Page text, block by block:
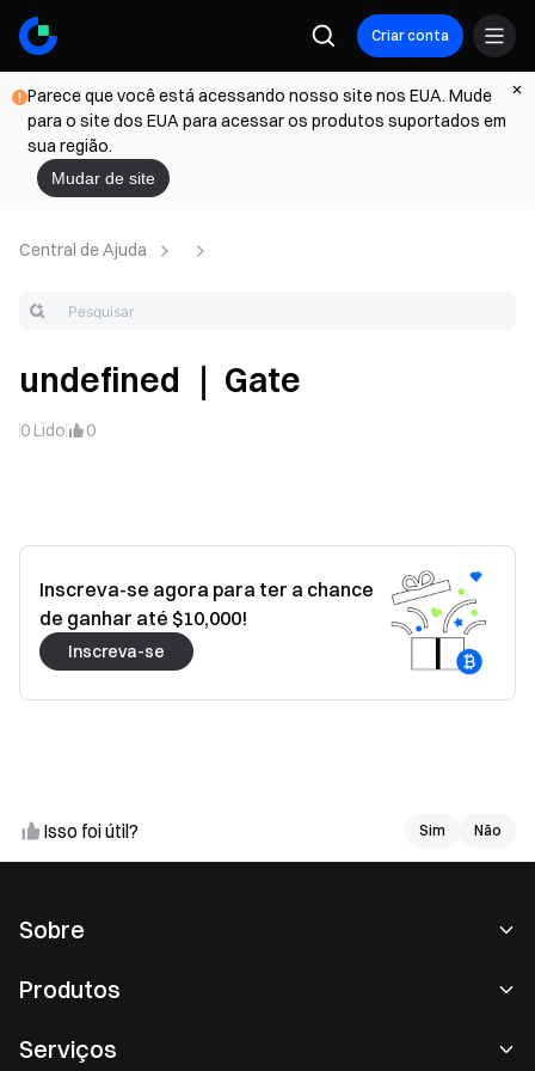
Criar conta
Parece que você está acessando nosso site nos EUA. Mude
para o site dos EUA para acessar os produtos suportados em
sua região.
Mudar de site
Central de Ajuda
undefined ｜ Gate
0 Lido 0
Inscreva-se agora para ter a chance
de ganhar até $10,000!
Inscreva-se
Sim Não
Isso foi útil? Sim Não
Sobre
Redação
Produtos
Serviços